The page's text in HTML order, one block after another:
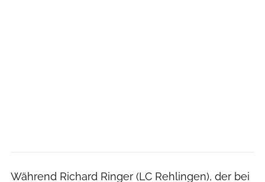
Während Richard Ringer (LC Rehlingen), der bei